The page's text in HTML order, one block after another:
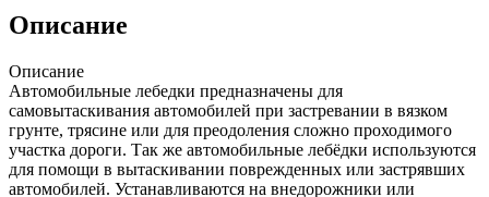
Описание
Описание
Автомобильные лебедки предназначены для
самовытаскивания автомобилей при застревании в вязком
грунте, трясине или для преодоления сложно проходимого
участка дороги. Так же автомобильные лебёдки используются
для помощи в вытаскивании поврежденных или застрявших
автомобилей. Устанавливаются на внедорожники или